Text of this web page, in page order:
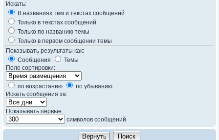
Искать:
В названиях тем и текстах сообщений
Только в текстах сообщений
Только по названию темы
Только в первом сообщении темы
Показывать результаты как:
Сообщения
Темы
Поле сортировки:
по возрастанию
по убыванию
Искать сообщения за:
Показывать первые:
символов сообщений